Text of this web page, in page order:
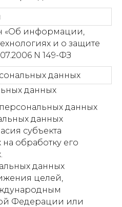
«Об информации,
и о защите
N 149-ФЗ
данных
данных
данных
данных
субъекта
обработку его
данных
целей,
Федерации или